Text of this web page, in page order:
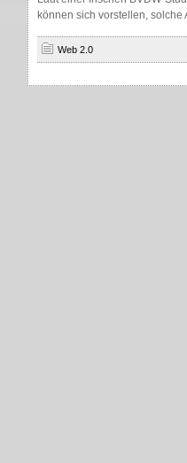
können sich vorstellen, solche
Web 2.0